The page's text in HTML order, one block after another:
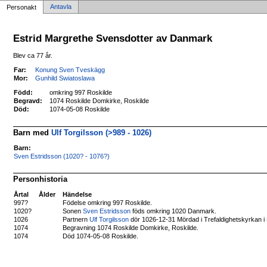
Personakt Antavla
Estrid Margrethe Svensdotter av Danmark
Blev ca 77 år.
Far:
Konung Sven Tveskägg
Mor:
Gunhild Swiatoslawa
Född:
omkring 997 Roskilde
Begravd:
1074 Roskilde Domkirke, Roskilde
Död:
1074-05-08 Roskilde
Barn medUlf Torgilsson (>989 - 1026)
Barn:
Sven Estridsson (1020? - 1076?)
Personhistoria
Årtal Ålder
Händelse
997?
Födelse omkring 997 Roskilde.
1020?
SonenSven Estridsson föds omkring 1020 Danmark.
1026
PartnernUlf Torgilsson dör 1026-12-31 Mördad i Trefaldighetskyrkan i
1074
Begravning 1074 Roskilde Domkirke, Roskilde.
1074
Död 1074-05-08 Roskilde.